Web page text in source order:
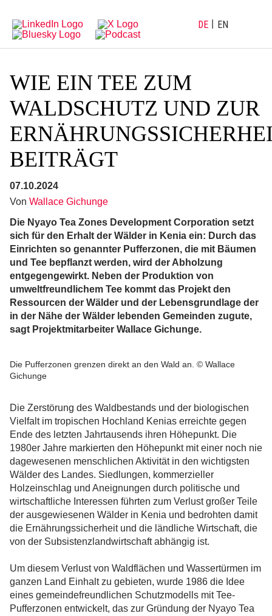
Hauptnavigation
Inhalt
DE EN
WIE EIN TEE ZUM
WALDSCHUTZ UND ZUR
BEITRÄGT
07.10.2024
Von Wallace Gichunge
Die Nyayo Tea Zones Development Corporation setzt
sich für den Erhalt der Wälder in Kenia ein: Durch das
Einrichten so genannter Pufferzonen, die mit Bäumen
und Tee bepflanzt werden, wird der Abholzung
entgegengewirkt. Neben der Produktion von
umweltfreundlichem Tee kommt das Projekt den
Ressourcen der Wälder und der Lebensgrundlage der
in der Nähe der Wälder lebenden Gemeinden zugute,
sagt Projektmitarbeiter Wallace Gichunge.
Die Pufferzonen grenzen direkt an den Wald an. © Wallace
Gichunge
Die Zerstörung des Waldbestands und der biologischen
Vielfalt im tropischen Hochland Kenias erreichte gegen
Ende des letzten Jahrtausends ihren Höhepunkt. Die
1980er Jahre markierten den Höhepunkt mit einer noch nie
dagewesenen menschlichen Aktivität in den wichtigsten
Wälder des Landes. Siedlungen, kommerzieller
Holzeinschlag und Aneignungen durch politische und
wirtschaftliche Interessen führten zum Verlust großer Teile
der ausgewiesenen Wälder in Kenia und bedrohten damit
die Ernährungssicherheit und die ländliche Wirtschaft, die
von der Subsistenzlandwirtschaft abhängig ist.
Um diesem Verlust von Waldflächen und Wassertürmen im
ganzen Land Einhalt zu gebieten, wurde 1986 die Idee
eines gemeindefreundlichen Schutzmodells mit Tee-
Pufferzonen entwickelt, das zur Gründung der Nyayo Tea